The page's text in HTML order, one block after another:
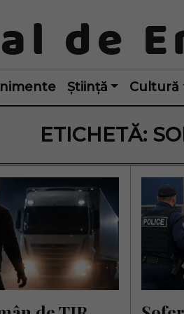
Știință Cultură
ETICHETĂ: